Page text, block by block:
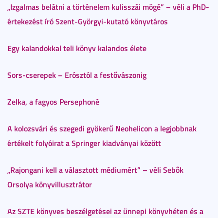
„Izgalmas belátni a történelem kulisszái mögé” – véli a PhD-
értekezést író Szent-Györgyi-kutató könyvtáros
Egy kalandokkal teli könyv kalandos élete
Sors-cserepek – Erósztól a festővászonig
Zelka, a fagyos Persephoné
A kolozsvári és szegedi gyökerű Neohelicon a legjobbnak
értékelt folyóirat a Springer kiadványai között
„Rajongani kell a választott médiumért” – véli Sebők
Orsolya könyvillusztrátor
Az SZTE könyves beszélgetései az ünnepi könyvhéten és a